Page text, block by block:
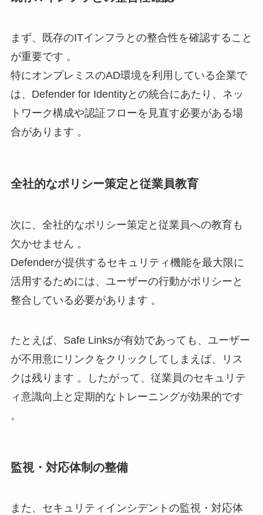
まず、既存のITインフラとの整合性を確認すること
が重要です 。
特にオンプレミスのAD環境を利用している企業で
は、Defender for Identityとの統合にあたり、ネッ
トワーク構成や認証フローを見直す必要がある場
合があります 。
全社的なポリシー策定と従業員教育
次に、全社的なポリシー策定と従業員への教育も
欠かせません 。
Defenderが提供するセキュリティ機能を最大限に
活用するためには、ユーザーの行動がポリシーと
整合している必要があります 。
たとえば、Safe Linksが有効であっても、ユーザー
が不用意にリンクをクリックしてしまえば、リス
クは残ります 。したがって、従業員のセキュリテ
ィ意識向上と定期的なトレーニングが効果的です
。
監視・対応体制の整備
また、セキュリティインシデントの監視・対応体